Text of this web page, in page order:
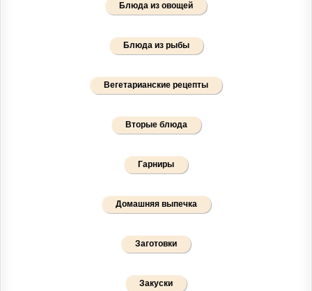
Блюда из овощей
Блюда из рыбы
Вегетарианские рецепты
Вторые блюда
Гарниры
Домашняя выпечка
Заготовки
Закуски